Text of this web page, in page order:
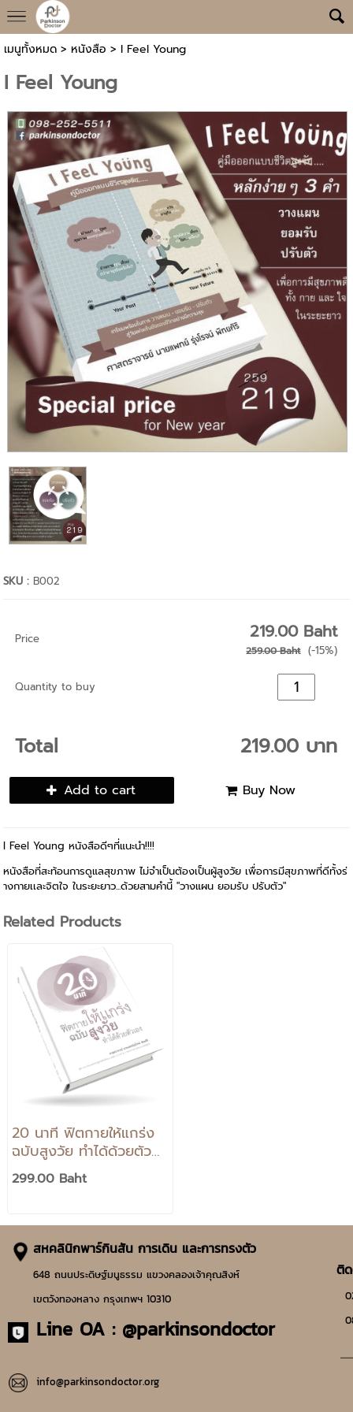
เมนูทั้งหมด> หนังสือ > I Feel Young
I Feel Young
SKU :B002
Price 219.00 Baht
259.00 Baht (-15%)
Quantity to buy
Total 219.00 บาท
Add to cart Buy Now
I Feel Young หนังสือดีๆที่แนะนำ!!!!
หนังสือที่สะท้อนการดูแลสุขภาพ ไม่จำเป็นต้องเป็นผู้สูงวัย เพื่อการมีสุขภาพที่ดีทั้งร่
างกายเเละจิตใจ ในระยะยาว...ด้วยสามคำนี้ "วางแผน ยอมรับ ปรับตัว"
Related Products
20 นาที ฟิตกายให้แกร่ง
ฉบับสูงวัย ทำได้ด้วยตัว
เอง
299.00 Baht
สหคลินิกพาร์กินสัน การเดิน และการทรงตัว
648 ถนนประดิษฐ์มนูธรรม แขวงคลองเจ้าคุณสิงห์
เขตวังทองหลาง กรุงเทพฯ 10310
Line OA : @parkinsondoctor
info@parkinsondoctor.org
ติ